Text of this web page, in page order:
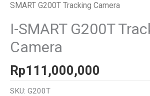
SMART G200T Tracking Camera
I-SMART G200T
Camera
Rp111,000,000
SKU: G200T